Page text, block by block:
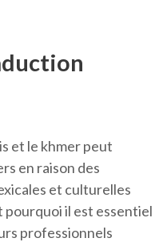
et le khmer peut
en raison des
et culturelles
pourquoi il est essentiel
professionnels